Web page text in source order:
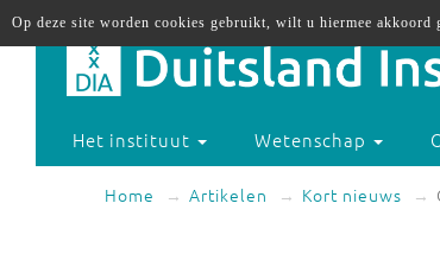
Het instituut Wetenschap
Home Artikelen Kort nieuws
Op deze site worden cookies gebruikt, wilt u hiermee akkoord